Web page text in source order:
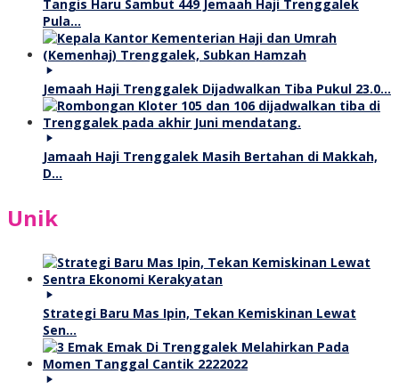
Tangis Haru Sambut 449 Jemaah Haji Trenggalek
Pula…
Jemaah Haji Trenggalek Dijadwalkan Tiba Pukul 23.0…
Jamaah Haji Trenggalek Masih Bertahan di Makkah,
D…
Unik
Strategi Baru Mas Ipin, Tekan Kemiskinan Lewat
Sen…